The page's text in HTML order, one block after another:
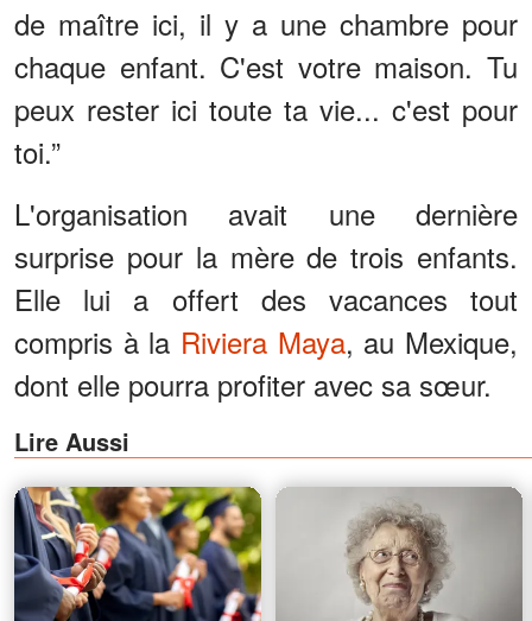
de maître ici, il y a une chambre pour
chaque enfant. C'est votre maison. Tu
peux rester ici toute ta vie... c'est pour
toi.”
L'organisation avait une dernière
surprise pour la mère de trois enfants.
Elle lui a offert des vacances tout
compris à la Riviera Maya, au Mexique,
dont elle pourra profiter avec sa sœur.
Lire Aussi